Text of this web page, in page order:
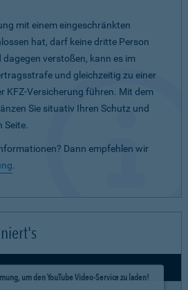
mit einem eingeschränkten
hat, darf keine dritte Person
dagegen verstoßen, kann es im
und gleichzeitig zu einer
KFZ-Versicherung führen. Mit dem
Sie situativ Ihren Schutz und
Seite.
Dann empfehlen wir
.
um den YouTube Video-Service zu laden!